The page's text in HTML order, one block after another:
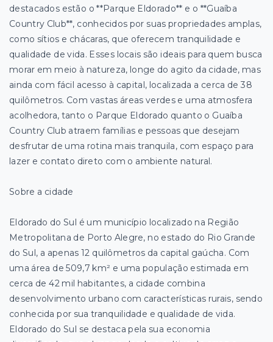
destacados estão o **Parque Eldorado** e o **Guaíba
Country Club**, conhecidos por suas propriedades amplas,
como sítios e chácaras, que oferecem tranquilidade e
qualidade de vida. Esses locais são ideais para quem busca
morar em meio à natureza, longe do agito da cidade, mas
ainda com fácil acesso à capital, localizada a cerca de 38
quilômetros. Com vastas áreas verdes e uma atmosfera
acolhedora, tanto o Parque Eldorado quanto o Guaíba
Country Club atraem famílias e pessoas que desejam
desfrutar de uma rotina mais tranquila, com espaço para
lazer e contato direto com o ambiente natural.
Sobre a cidade
Eldorado do Sul é um município localizado na Região
Metropolitana de Porto Alegre, no estado do Rio Grande
do Sul, a apenas 12 quilômetros da capital gaúcha. Com
uma área de 509,7 km² e uma população estimada em
cerca de 42 mil habitantes, a cidade combina
desenvolvimento urbano com características rurais, sendo
conhecida por sua tranquilidade e qualidade de vida.
Eldorado do Sul se destaca pela sua economia